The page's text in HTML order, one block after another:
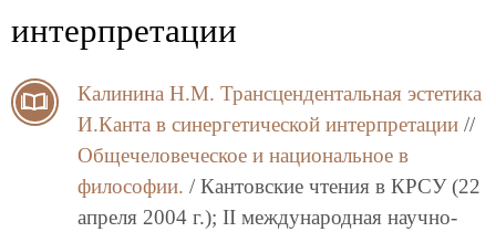
интерпретации
Калинина Н.М. Трансцендентальная эстетика
И.Канта в синергетической интерпретации //
Общечеловеческое и национальное в
философии. / Кантовские чтения в КРСУ (22
апреля 2004 г.); II международная научно-